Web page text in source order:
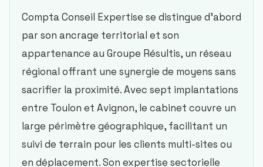
Compta Conseil Expertise se distingue d’abord
par son ancrage territorial et son
appartenance au Groupe Résultis, un réseau
régional offrant une synergie de moyens sans
sacrifier la proximité. Avec sept implantations
entre Toulon et Avignon, le cabinet couvre un
large périmètre géographique, facilitant un
suivi de terrain pour les clients multi-sites ou
en déplacement. Son expertise sectorielle